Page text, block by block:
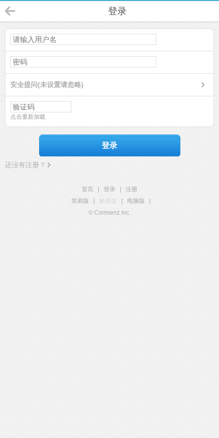
登录
安全提问(未设置请忽略)
点击重新加载
登录
还没有注册？
首页 登录
注册
简易版
触屏版 电脑版
© Comsenz Inc.